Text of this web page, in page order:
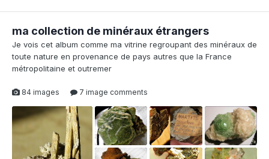
ma collection de minéraux étrangers
Je vois cet album comme ma vitrine regroupant des minéraux de
toute nature en provenance de pays autres que la France
métropolitaine et outremer
84 images 7 image comments